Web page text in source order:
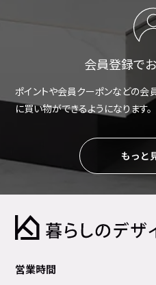
会員登録で
ポイントや会員クーポンなどの会
に買い物ができるようになります。
もっと
営業時間